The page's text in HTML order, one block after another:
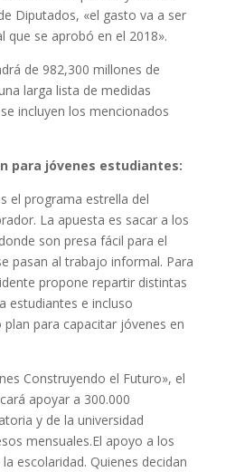
Diputados, «el gasto va a ser
que se aprobó en el 2018».
de 982,300 millones de
larga lista de medidas
incluyen los mencionados
para jóvenes estudiantes:
el programa estrella del
La apuesta es sacar a los
son presa fácil para el
pasan al trabajo informal. Para
propone repartir distintas
estudiantes e incluso
para capacitar jóvenes en
Construyendo el Futuro», el
apoyar a 300.000
y de la universidad
mensuales.El apoyo a los
escolaridad. Quienes decidan